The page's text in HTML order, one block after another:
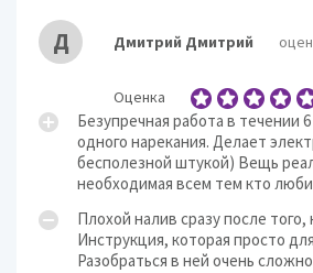
Д Дмитрий Дмитрий
Оценка
Безупречная работа в течении
одного нарекания. Делает
бесполезной штукой) Вещь
необходимая всем тем кто
Плохой налив сразу после того,
Инструкция, которая просто
Разобраться в ней очень